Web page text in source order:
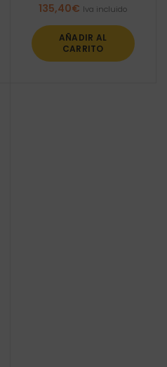
135,40€ Iva incluido
AÑADIR AL
CARRITO